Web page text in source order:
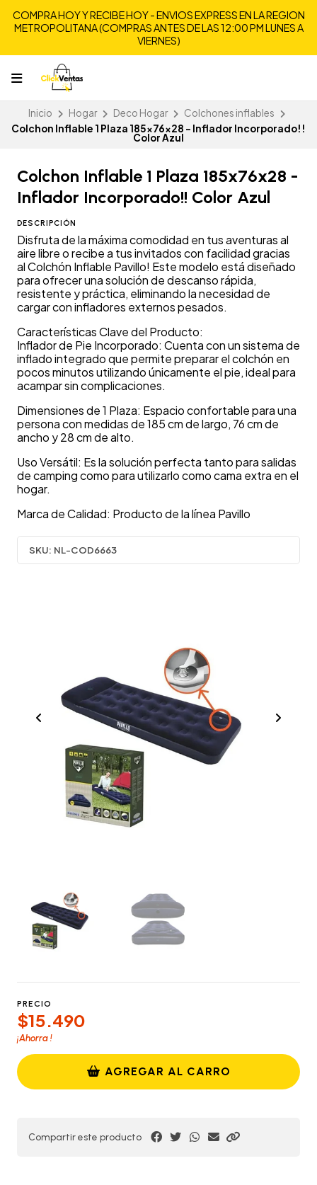
COMPRA HOY Y RECIBE HOY - ENVIOS EXPRESS EN LA REGION
METROPOLITANA (COMPRAS ANTES DE LAS 12:00 PM LUNES A
VIERNES)
Inicio Hogar Deco Hogar
Colchones inflables
Colchon Inflable 1 Plaza 185x76x28 - Inflador Incorporado!!
Color Azul
Colchon Inflable 1 Plaza 185x76x28 -
Inflador Incorporado!! Color Azul
DESCRIPCIÓN
Disfruta de la máxima comodidad en tus aventuras al
aire libre o recibe a tus invitados con facilidad gracias
al Colchón Inflable Pavillo! Este modelo está diseñado
para ofrecer una solución de descanso rápida,
resistente y práctica, eliminando la necesidad de
cargar con infladores externos pesados.
Características Clave del Producto:
Inflador de Pie Incorporado: Cuenta con un sistema de
inflado integrado que permite preparar el colchón en
pocos minutos utilizando únicamente el pie, ideal para
acampar sin complicaciones.
Dimensiones de 1 Plaza: Espacio confortable para una
persona con medidas de 185 cm de largo, 76 cm de
ancho y 28 cm de alto.
Uso Versátil: Es la solución perfecta tanto para salidas
de camping como para utilizarlo como cama extra en el
hogar.
Marca de Calidad: Producto de la línea Pavillo
SKU: NL-COD6663
PRECIO
$15.490
¡Ahorra!
AGREGAR AL CARRO
Compartir este producto